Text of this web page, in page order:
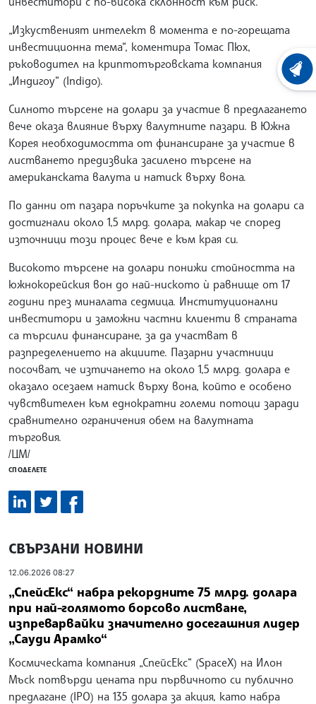
„Изкуственият интелект в момента е по-горещата
инвестиционна тема“, коментира Томас Пюх,
ръководител на криптотърговската компания
„Индигоу“ (Indigo).
Силното търсене на долари за участие в предлагането
вече оказа влияние върху валутните пазари. В Южна
Корея необходимостта от финансиране за участие в
листването предизвика засилено търсене на
американската валута и натиск върху вона.
По данни от пазара поръчките за покупка на долари са
достигнали около 1,5 млрд. долара, макар че според
източници този процес вече е към края си.
Високото търсене на долари понижи стойността на
южнокорейския вон до най-ниското ѝ равнище от 17
години през миналата седмица. Институционални
инвеститори и заможни частни клиенти в страната
са търсили финансиране, за да участват в
разпределението на акциите. Пазарни участници
посочват, че изтичането на около 1,5 млрд. долара е
оказало осезаем натиск върху вона, който е особено
чувствителен към еднократни големи потоци заради
сравнително ограничения обем на валутната
търговия.
/ЦМ/
СПОДЕЛЕТЕ
СВЪРЗАНИ НОВИНИ
12.06.2026 08:27
„СпейсЕкс“ набра рекордните 75 млрд. долара
при най-голямото борсово листване,
изпреварвайки значително досегашния лидер
„Сауди Арамко“
Космическата компания „СпейсЕкс“ (SpaceX) на Илон
Мъск потвърди цената при първичното си публично
предлагане (IPO) на 135 долара за акция, като набра